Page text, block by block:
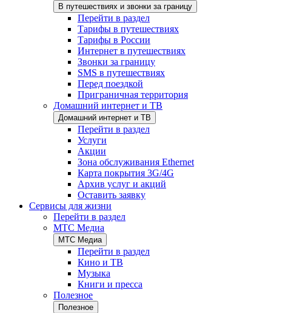
В путешествиях и звонки за границу
Перейти в раздел
Тарифы в путешествиях
Тарифы в России
Интернет в путешествиях
Звонки за границу
SMS в путешествиях
Перед поездкой
Приграничная территория
Домашний интернет и ТВ
Домашний интернет и ТВ
Перейти в раздел
Услуги
Акции
Зона обслуживания Ethernet
Карта покрытия 3G/4G
Архив услуг и акций
Оставить заявку
Сервисы для жизни
Перейти в раздел
МТС Медиа
МТС Медиа
Перейти в раздел
Кино и ТВ
Музыка
Книги и пресса
Полезное
Полезное